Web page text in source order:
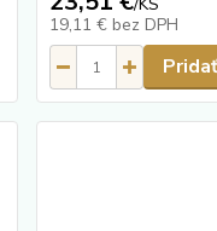
19,11 € bez DPH